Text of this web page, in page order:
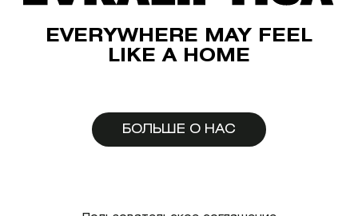
EVERYWHERE MAY FEEL
LIKE A HOME
БОЛЬШЕ О НАС